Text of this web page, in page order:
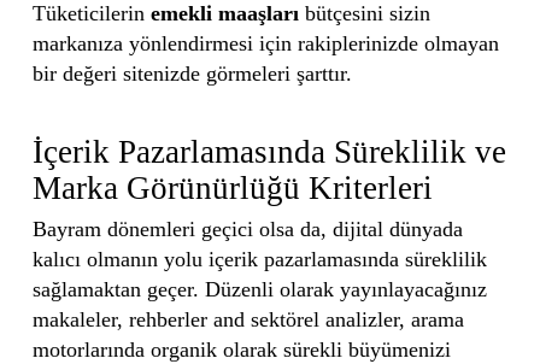
Tüketicilerin emekli maaşlarıbütçesini sizin
markanıza yönlendirmesi için rakiplerinizde olmayan
bir değeri sitenizde görmeleri şarttır.
İçerik Pazarlamasında Süreklilik ve
Marka Görünürlüğü Kriterleri
Bayram dönemleri geçici olsa da, dijital dünyada
kalıcı olmanın yolu içerik pazarlamasında süreklilik
sağlamaktan geçer. Düzenli olarak yayınlayacağınız
makaleler, rehberler and sektörel analizler, arama
motorlarında organik olarak sürekli büyümenizi